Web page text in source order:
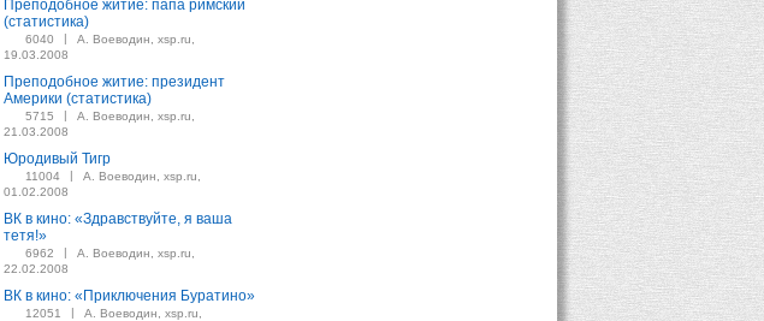
Преподобное житие: папа римский
(статистика)
6040 |
А. Воеводин, xsp.ru,
19.03.2008
Преподобное житие: президент
Америки (статистика)
5715 |
А. Воеводин, xsp.ru,
21.03.2008
Юродивый Тигр
11004 |
А. Воеводин, xsp.ru,
01.02.2008
ВК в кино: «Здравствуйте, я ваша
тетя!»
6962 |
А. Воеводин, xsp.ru,
22.02.2008
ВК в кино: «Приключения Буратино»
12051 |
А. Воеводин, xsp.ru,